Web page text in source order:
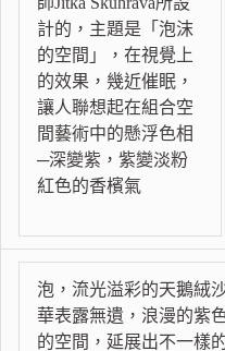
計的，主題是「泡沫
的空間」，在視覺上
的效果，幾近催眠，
讓人聯想起在組合空
間藝術中的懸浮色相
─深變紫，紫變淡粉
紅色的香檳氣
泡，流光溢彩的天鵝絨
華表露無遺，浪漫的紫
的空間，延展出不一樣